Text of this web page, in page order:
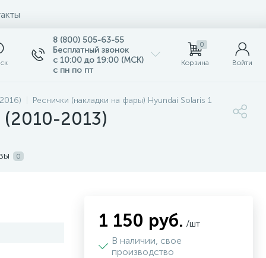
8 (800) 505-63-55
Бесплатный звонок
с 10:00 до 19:00 (МСК)
с пн по пт
0
Корзина Войти
Реснички (накладки на фары) Hyundai Solaris 1
2013)
0
1 150 руб. /шт
В наличии, свое
производство